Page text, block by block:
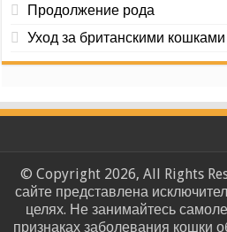
Продолжение рода
Уход за британскими кошками
© Copyright 2026, All Rights
сайте представлена
целях. Не занимайтесь
признаках заболевания кошки